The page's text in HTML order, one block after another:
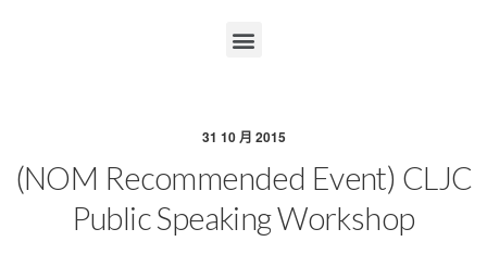
31 10 月 2015
(NOM Recommended Event) CLJC
Public Speaking Workshop